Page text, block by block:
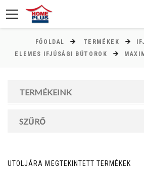
FŐOLDAL TERMÉKEK
ELEMES IFJÚSÁGI BÚTOROK
TERMÉKEINK
SZŰRŐ
Ft
MAGASSÁG
UTOLJÁRA MEGTEKINTETT TERMÉKEK